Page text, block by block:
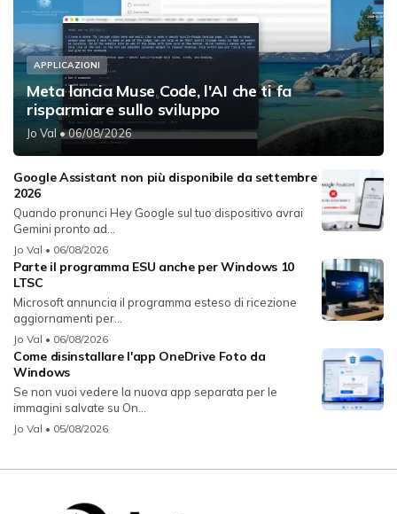
APPLICAZIONI
Meta lancia Muse Code, l'AI che ti fa
risparmiare sullo sviluppo
Jo Val • 06/08/2026
Google Assistant non più disponibile da settembre
2026
Quando pronunci Hey Google sul tuo dispositivo avrai
Gemini pronto ad...
Jo Val • 06/08/2026
Parte il programma ESU anche per Windows 10
LTSC
Microsoft annuncia il programma esteso di ricezione
aggiornamenti per...
Jo Val • 06/08/2026
Come disinstallare l'app OneDrive Foto da
Windows
Se non vuoi vedere la nuova app separata per le
immagini salvate su On...
Jo Val • 05/08/2026